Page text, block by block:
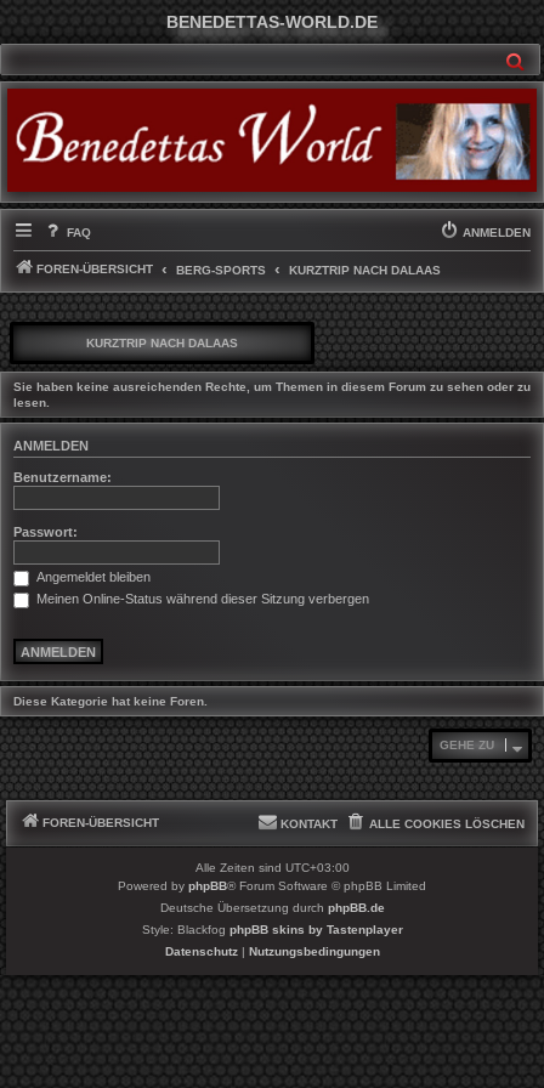
BENEDETTAS-WORLD.DE
FAQ ANMELDEN
FOREN-ÜBERSICHT BERG-SPORTS KURZTRIP NACH DALAAS
KURZTRIP NACH DALAAS
Sie haben keine ausreichenden Rechte, um Themen in diesem Forum zu sehen oder zu
lesen.
ANMELDEN
Benutzername:
Passwort:
Angemeldet bleiben
Meinen Online-Status während dieser Sitzung verbergen
Diese Kategorie hat keine Foren.
GEHE ZU
FOREN-ÜBERSICHT ALLE COOKIES LÖSCHEN
KONTAKT
Alle Zeiten sind UTC+03:00
Powered by phpBB® Forum Software © phpBB Limited
Deutsche Übersetzung durch phpBB.de
Style: Blackfog phpBB skins by Tastenplayer
Datenschutz| Nutzungsbedingungen